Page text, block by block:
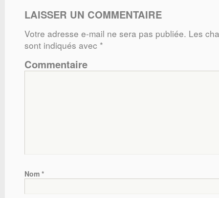
LAISSER UN COMMENTAIRE
Votre adresse e-mail ne sera pas publiée. Les
sont indiqués avec *
Commentaire
Nom *